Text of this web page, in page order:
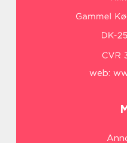
web: